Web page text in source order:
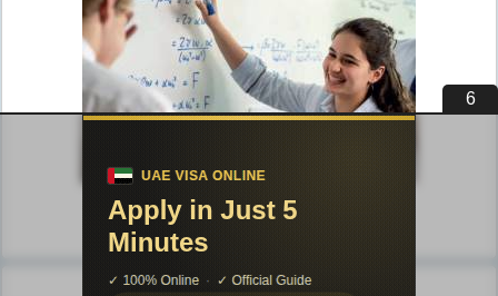
Публикации по педагогике
Разделы публикаций
5